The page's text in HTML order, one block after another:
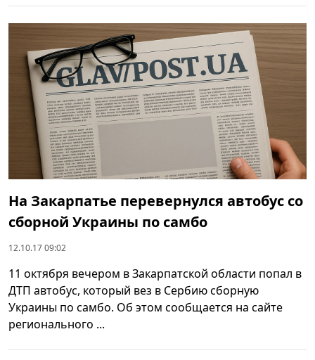
На Закарпатье перевернулся автобус со
сборной Украины по самбо
12.10.17 09:02
11 октября вечером в Закарпатской области попал в
ДТП автобус, который вез в Сербию сборную
Украины по самбо. Об этом сообщается на сайте
регионального ...